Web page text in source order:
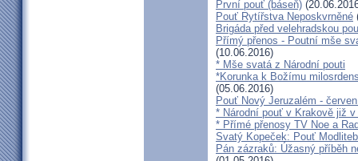
První pouť (báseň)
Pouť Rytířstva Neposkvrněné
Brigáda před velehradskou
Přímý přenos - Poutní mše
(10.06.2016)
* Mše svatá z Národní pouti
*Korunka k Božímu
(05.06.2016)
Pouť Nový Jeruzalém -
* Národní pouť v Krakově již
* Přímé přenosy TV Noe a
Svatý Kopeček: Pouť
Pán zázraků: Úžasný příběh